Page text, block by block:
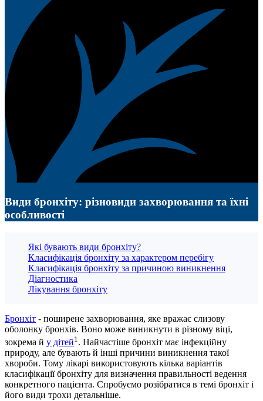
Види бронхіту: різновиди захворювання та їхні
особливості
Які бувають види бронхіту?
Класифікація бронхіту за характером перебігу
Класифікація бронхіту за причиною виникнення
Діагностика
Лікування бронхіту
Бронхіт - поширене захворювання, яке вражає слизову
оболонку бронхів. Воно може виникнути в різному віці,
зокрема й у дітей1. Найчастіше бронхіт має інфекційну
природу, але бувають й інші причини виникнення такої
хвороби. Тому лікарі використовують кілька варіантів
класифікації бронхіту для визначення правильності ведення
конкретного пацієнта. Спробуємо розібратися в темі бронхіт і
його види трохи детальніше.